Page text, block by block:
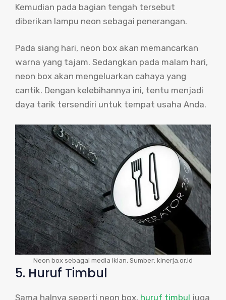
Kemudian pada bagian tengah tersebut
diberikan lampu neon sebagai penerangan.
Pada siang hari, neon box akan memancarkan
warna yang tajam. Sedangkan pada malam hari,
neon box akan mengeluarkan cahaya yang
cantik. Dengan kelebihannya ini, tentu menjadi
daya tarik tersendiri untuk tempat usaha Anda.
Neon box sebagai media iklan, Sumber: kinerja.or.id
5. Huruf Timbul
Sama halnya seperti neon box, huruf timbul juga